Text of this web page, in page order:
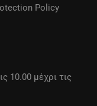
Policy
10.00 μέχρι τις